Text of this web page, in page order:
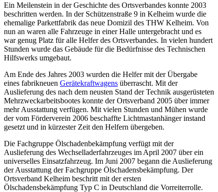
Ein Meilenstein in der Geschichte des Ortsverbandes konnte 2003
beschritten werden. In der Schützenstraße 9 in Kelheim wurde die
ehemalige Parkettfabrik das neue Domizil des THW Kelheim. Von
nun an waren alle Fahrzeuge in einer Halle untergebracht und es
war genug Platz für alle Helfer des Ortsverbandes. In vielen hundert
Stunden wurde das Gebäude für die Bedürfnisse des Technischen
Hilfswerks umgebaut.
Am Ende des Jahres 2003 wurden die Helfer mit der Übergabe
eines fabrikneuen Gerätekraftwagens überrascht. Mit der
Auslieferung des nach dem neusten Stand der Technik ausgerüsteten
Mehrzweckarbeitsbootes konnte der Ortsverband 2005 über immer
mehr Ausstattung verfügen. Mit vielen Stunden und Mühen wurde
der vom Förderverein 2006 beschaffte Lichtmastanhänger instand
gesetzt und in kürzester Zeit den Helfern übergeben.
Die Fachgruppe Ölschadenbekämpfung verfügt mit der
Auslieferung des Wechselladerfahrzeuges im April 2007 über ein
universelles Einsatzfahrzeug. Im Juni 2007 begann die Auslieferung
der Ausstattung der Fachgruppe Ölschadensbekämpfung. Der
Ortsverband Kelheim beschritt mit der ersten
Ölschadensbekämpfung Typ C in Deutschland die Vorreiterrolle.